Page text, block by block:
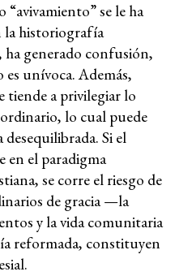
se le ha
la historiografía
ha generado confusión,
unívoca. Además,
tiende a privilegiar lo
lo cual puede
Si el
en el paradigma
se corre el riesgo de
de gracia —la
y la vida comunitaria
reformada, constituyen